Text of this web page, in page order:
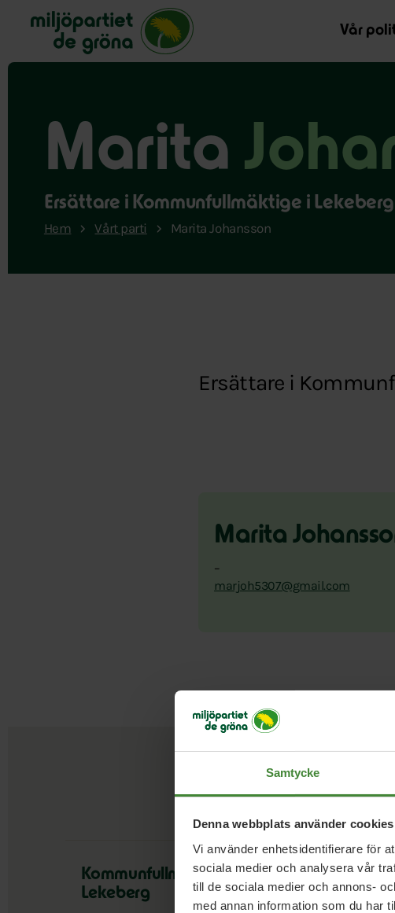
Samtycke
Denna webbplats använder cookies
Vi använder enhetsidentifierare för
sociala medier och analysera vår
till de sociala medier och annons-
med annan information som du har
Miljöpartiet de gröna, startsida
Vår
Marita
Ersättare i Kommunfullmäktige i
Hem Vårt parti Marita Johansson
Ersättare i
Marita
–
marjoh5307@gmail.com
Kommunfullmäktige
Lekeberg
Marita